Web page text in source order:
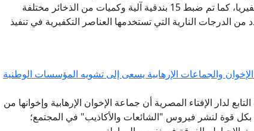
العسكري -من القضاء على عدد 13 عنصرًا تكفيريا، كما تم ضبط 15 بندقية آلية وكميات من الذخائر مختلفة
وضبط عدد من الدرجات النارية التي تستخدمها العناصر التكفيرية في تنفيذ
والجماعات الإرهابية يسعى إلى تشويه المؤسسات الوطنية
لدار الإفتاء المصرية أن جماعة الإخوان الإرهابية وإخوانها من
بكل قوة لنشر فيروس "الشائعات والأكاذيب" في المجتمع؛